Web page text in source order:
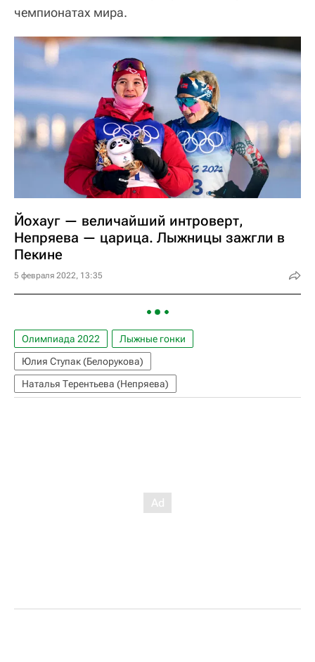
чемпионатах мира.
Йохауг — величайший интроверт,
Непряева — царица. Лыжницы зажгли в
Пекине
5 февраля 2022, 13:35
Олимпиада 2022
Лыжные гонки
Юлия Ступак (Белорукова)
Наталья Терентьева (Непряева)